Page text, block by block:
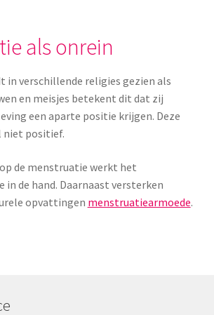
als onrein
in verschillende religies gezien als
en meisjes betekent dit dat zij
een aparte positie krijgen. Deze
niet positief.
de menstruatie werkt het
de hand. Daarnaast versterken
opvattingen menstruatiearmoede.